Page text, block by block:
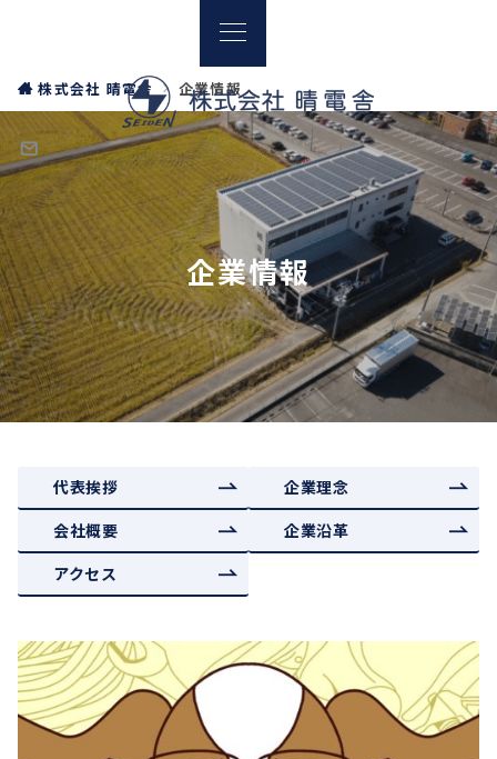
株式会社 晴電舎 企業情報
企業情報
代表挨拶
企業理念
会社概要
企業沿革
アクセス